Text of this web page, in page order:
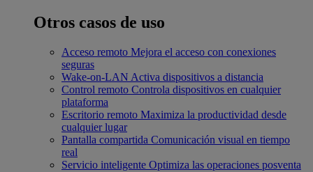
Otros casos de uso
Acceso remoto Mejora el acceso con conexiones
seguras
Wake-on-LAN Activa dispositivos a distancia
Control remoto Controla dispositivos en cualquier
plataforma
Escritorio remoto Maximiza la productividad desde
cualquier lugar
Pantalla compartida Comunicación visual en tiempo
real
Servicio inteligente Optimiza las operaciones posventa